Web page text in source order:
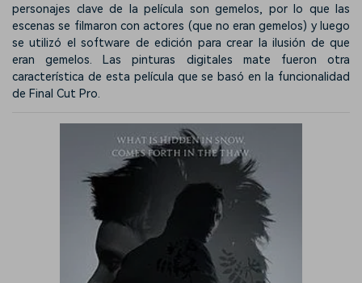
personajes clave de la película son gemelos, por lo que las
escenas se filmaron con actores (que no eran gemelos) y luego
se utilizó el software de edición para crear la ilusión de que
eran gemelos. Las pinturas digitales mate fueron otra
característica de esta película que se basó en la funcionalidad
de Final Cut Pro.